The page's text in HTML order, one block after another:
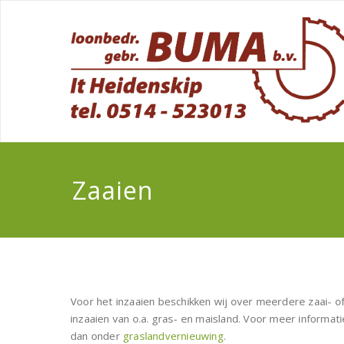
Zaaien
Voor het inzaaien beschikken wij over meerdere zaai-
inzaaien van o.a. gras- en maisland. Voor meer
dan onder graslandvernieuwing.